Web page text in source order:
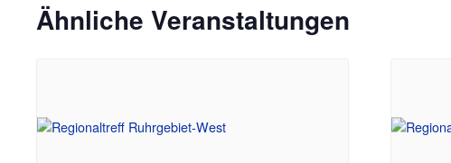
Ähnliche Veranstaltungen